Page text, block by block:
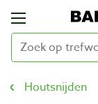
Houtsnijden